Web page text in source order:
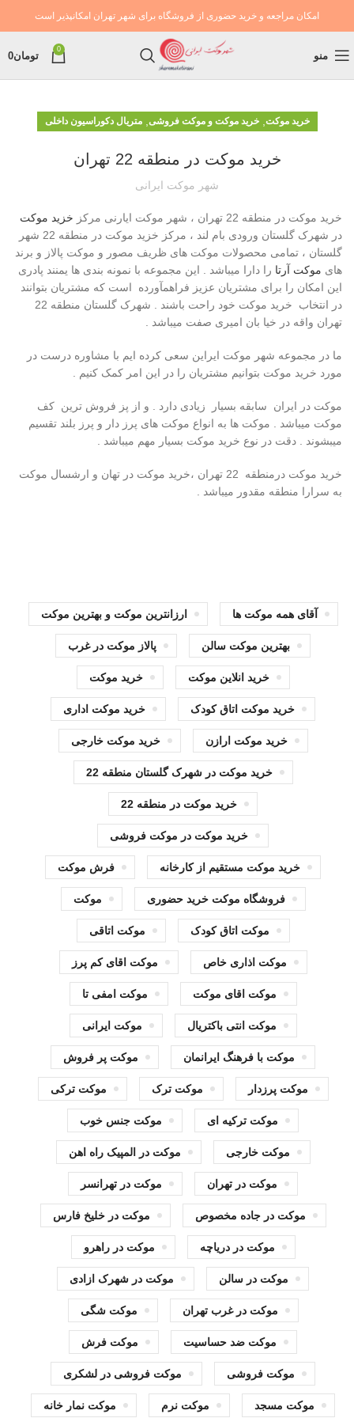
امکان مراجعه و خرید حضوری از فروشگاه برای شهر تهران امکانپذیر است
منو
0
تومان0
خرید موکت ,خرید موکت و موکت فروشی ,متریال دکوراسیون داخلی
خرید موکت در منطقه 22 تهران
شهر موکت ایرانی
خرید موکت در منطقه 22 تهران ، شهر موکت ایارنی مرکز
خزید موکت
در شهرک گلستان ورودی بام لند ، مرکز خزید موکت در منطقه 22 شهر
گلستان ، تمامی محصولات موکت های ظریف مصور و موکت پالاز و برند
های موکت آرتا را دارا میباشد . این مجموعه با نمونه بندی ها یمنند پادری
این امکان را برای مشتریان عزیز فراهمآورده است که مشتریان بتوانند
در انتخاب خرید موکت خود راحت باشند . شهرک گلستان منطقه 22
تهران واقه در خیا بان امیری صفت میباشد .
ما در مجموعه شهر موکت ایراین سعی کرده ایم با مشاوره درست در
مورد خرید موکت بتوانیم مشتریان را در این امر کمک کنیم .
موکت در ایران سابقه بسیار زیادی دارد . و از پز فروش ترین کف
موکت میباشد . موکت ها به انواع موکت های پرز دار و پرز بلند تقسیم
میبشوند . دقت در نوع خرید موکت بسیار مهم میباشد .
خرید موکت درمنطقه 22 تهران ،خرید موکت در تهان و ارشسال موکت
به سرارا منطقه مقدور میباشد .
آقای همه موکت ها ارزانترین موکت و بهترین موکت
بهترین موکت سالن پالاز موکت در غرب
خرید انلاین موکت خرید موکت
خرید موکت اتاق کودک خرید موکت اداری
خرید موکت ارازن خرید موکت خارجی
خرید موکت در شهرک گلستان منطقه 22
خرید موکت در منطقه 22
خرید موکت در موکت فروشی
خرید موکت مستقیم از کارخانه فرش موکت
فروشگاه موکت خرید حضوری موکت
موکت اتاق کودک موکت اتاقی
موکت اذاری خاص موکت اقای کم پرز
موکت اقای موکت موکت امفی تا
موکت انتی باکتریال موکت ایرانی
موکت با فرهنگ ایرانمان موکت پر فروش
موکت پرزدار موکت ترک موکت ترکی
موکت ترکیه ای موکت جنس خوب
موکت خارجی موکت در المپیک راه اهن
موکت در تهران موکت در تهرانسر
موکت در جاده مخصوص موکت در خلیخ فارس
موکت در دریاچه موکت در راهرو
موکت در سالن موکت در شهرک ازادی
موکت در غرب تهران موکت شگی
موکت ضد حساسیت موکت فرش
موکت فروشی موکت فروشی در لشکری
موکت مسجد موکت نرم موکت نمار خانه